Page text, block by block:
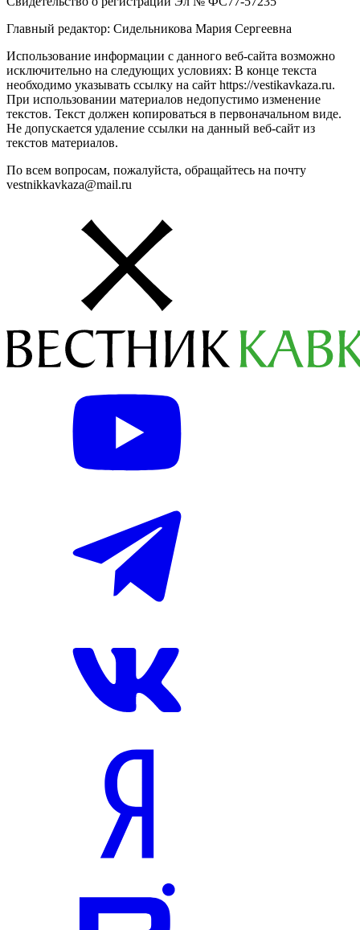
Главный редактор: Сидельникова Мария Сергеевна
Использование информации с данного веб-сайта возможно
исключительно на следующих условиях: В конце текста
необходимо указывать ссылку на сайт https://vestikavkaza.ru.
При использовании материалов недопустимо изменение
текстов. Текст должен копироваться в первоначальном виде.
Не допускается удаление ссылки на данный веб-сайт из
текстов материалов.
По всем вопросам, пожалуйста, обращайтесь на почту
vestnikkavkaza@mail.ru